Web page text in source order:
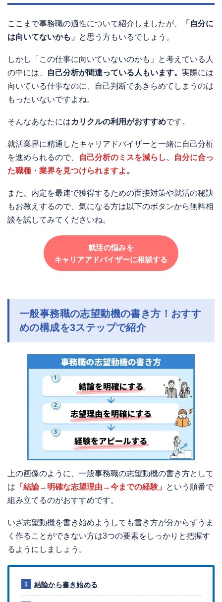
ここまで事務職の適性について紹介しましたが、
「自分に
は向いてないかも」 と思う方もいるでしょう。
しかし「この仕事に向いていないのかも」と考えている人
の中には、
自己分析が間違っている人もいます。 実際には
向いている仕事なのに、自己判断であきらめてしまうのは
もったいないですよね。
そんなあなたにはカリクルの利用がおすすめです。
就活業界に精通したキャリアドバイザーと一緒に自己分析
を進められるので、
自己分析のミスを減らし、自分に合っ
た職種・業界を見つけられますよ。
また、内定を最速で獲得するための面接対策や就活の秘訣
もお教えするので、気になる方は以下のボタンから無料相
談を試してみてくださいね。
就活の悩みを
キャリアアドバイザーに相談する
一般事務職の志望動機の書き方！おすす
めの構成を3ステップで紹介
上の画像のように、一般事務職の志望動機の書き方として
は 「結論→明確な志望理由→今までの経験」
という順番で
組み立てるのがおすすめです。
いざ志望動機を書き始めようしても書き方が分からずうま
く作ることができない方は3つの要素をしっかりと把握す
るようにしましょう。
結論から書き始める